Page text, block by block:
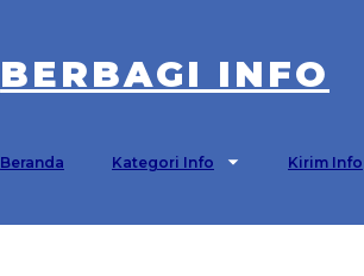
BERBAGI INFO
Beranda Kategori Info Kirim Info